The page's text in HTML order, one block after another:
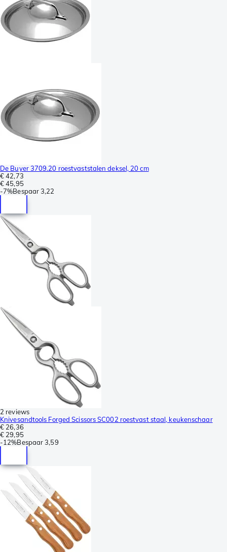
De Buyer 3709.20 roestvaststalen deksel, 20 cm
€ 42,73
€ 45,95
-7%Bespaar3,22
2 reviews
Knivesandtools Forged Scissors SC002 roestvast staal, keukenschaar
€ 26,36
€ 29,95
-12%Bespaar 3,59